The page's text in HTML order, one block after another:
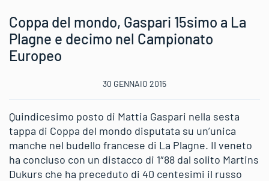
Coppa del mondo, Gaspari 15simo a La
Plagne e decimo nel Campionato
Europeo
30 GENNAIO 2015
Quindicesimo posto di Mattia Gaspari nella sesta
tappa di Coppa del mondo disputata su un’unica
manche nel budello francese di La Plagne. Il veneto
ha concluso con un distacco di 1″88 dal solito Martins
Dukurs che ha preceduto di 40 centesimi il russo